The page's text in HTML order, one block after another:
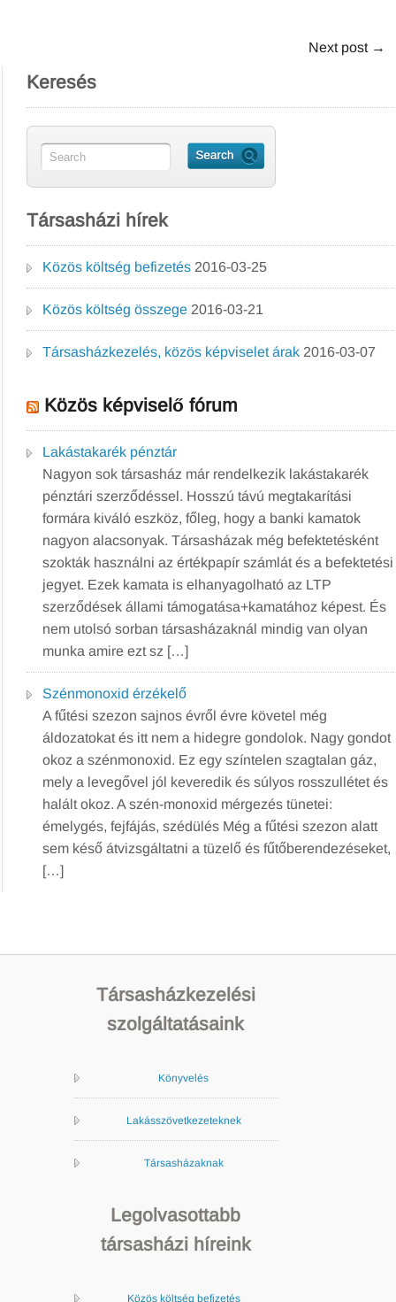
Next post →
Keresés
Társasházi hírek
Közös költség befizetés 2016-03-25
Közös költség összege 2016-03-21
Társasházkezelés, közös képviselet árak 2016-03-07
Közös képviselő fórum
Lakástakarék pénztár
Nagyon sok társasház már rendelkezik lakástakarék
pénztári szerződéssel. Hosszú távú megtakarítási
formára kiváló eszköz, főleg, hogy a banki kamatok
nagyon alacsonyak. Társasházak még befektetésként
szokták használni az értékpapír számlát és a befektetési
jegyet. Ezek kamata is elhanyagolható az LTP
szerződések állami támogatása+kamatához képest. És
nem utolsó sorban társasházaknál mindig van olyan
munka amire ezt sz […]
Szénmonoxid érzékelő
A fűtési szezon sajnos évről évre követel még
áldozatokat és itt nem a hidegre gondolok. Nagy gondot
okoz a szénmonoxid. Ez egy színtelen szagtalan gáz,
mely a levegővel jól keveredik és súlyos rosszullétet és
halált okoz. A szén-monoxid mérgezés tünetei:
émelygés, fejfájás, szédülés Még a fűtési szezon alatt
sem késő átvizsgáltatni a tüzelő és fűtőberendezéseket,
[…]
Társasházkezelési
szolgáltatásaink
Könyvelés
Lakásszövetkezeteknek
Társasházaknak
Legolvasottabb
társasházi híreink
Közös költség befizetés